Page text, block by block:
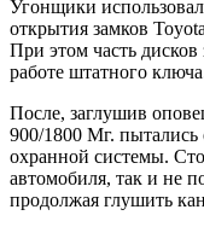
Угонщики
открытия замков
При этом часть
работе штатного
После, заглушив
900/1800 Мг. пытались
охранной системы.
автомобиля, так и не
продолжая глушить